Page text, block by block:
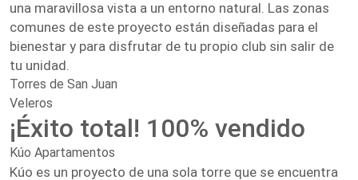
una maravillosa vista a un entorno natural. Las zonas
comunes de este proyecto están diseñadas para el
bienestar y para disfrutar de tu propio club sin salir de
tu unidad.
Torres de San Juan
Veleros
¡Éxito total! 100% vendido
Kúo Apartamentos
Kúo es un proyecto de una sola torre que se encuentra